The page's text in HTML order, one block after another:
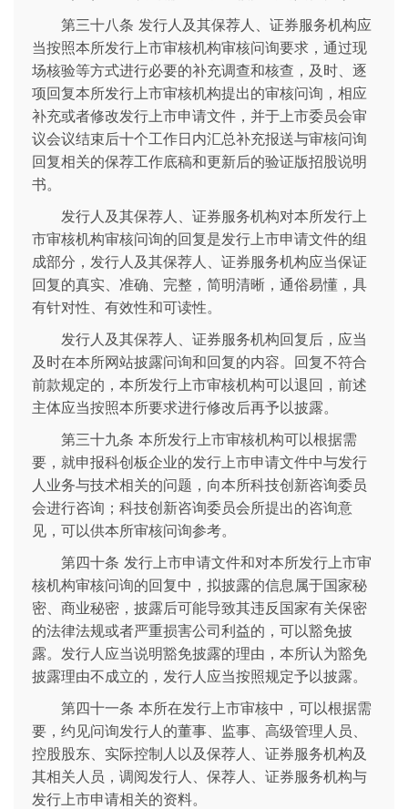
第三十八条 发行人及其保荐人、证券服务机构应
当按照本所发行上市审核机构审核问询要求，通过现
场核验等方式进行必要的补充调查和核查，及时、逐
项回复本所发行上市审核机构提出的审核问询，相应
补充或者修改发行上市申请文件，并于上市委员会审
议会议结束后十个工作日内汇总补充报送与审核问询
回复相关的保荐工作底稿和更新后的验证版招股说明
书。
发行人及其保荐人、证券服务机构对本所发行上
市审核机构审核问询的回复是发行上市申请文件的组
成部分，发行人及其保荐人、证券服务机构应当保证
回复的真实、准确、完整，简明清晰，通俗易懂，具
有针对性、有效性和可读性。
发行人及其保荐人、证券服务机构回复后，应当
及时在本所网站披露问询和回复的内容。回复不符合
前款规定的，本所发行上市审核机构可以退回，前述
主体应当按照本所要求进行修改后再予以披露。
第三十九条 本所发行上市审核机构可以根据需
要，就申报科创板企业的发行上市申请文件中与发行
人业务与技术相关的问题，向本所科技创新咨询委员
会进行咨询；科技创新咨询委员会所提出的咨询意
见，可以供本所审核问询参考。
第四十条 发行上市申请文件和对本所发行上市审
核机构审核问询的回复中，拟披露的信息属于国家秘
密、商业秘密，披露后可能导致其违反国家有关保密
的法律法规或者严重损害公司利益的，可以豁免披
露。发行人应当说明豁免披露的理由，本所认为豁免
披露理由不成立的，发行人应当按照规定予以披露。
第四十一条 本所在发行上市审核中，可以根据需
要，约见问询发行人的董事、监事、高级管理人员、
控股股东、实际控制人以及保荐人、证券服务机构及
其相关人员，调阅发行人、保荐人、证券服务机构与
发行上市申请相关的资料。